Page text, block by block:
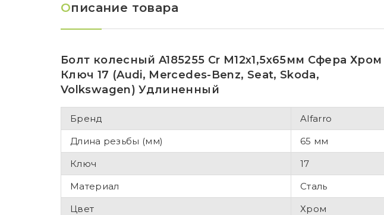
Описание товара
Болт колесный A185255 Cr М12х1,5х65мм Сфера Хром
Ключ 17 (Audi, Mercedes-Benz, Seat, Skoda,
Volkswagen) Удлиненный
Бренд
Alfarro
Длина резьбы (мм)
65 мм
Ключ
17
Материал
Сталь
Цвет
Хром